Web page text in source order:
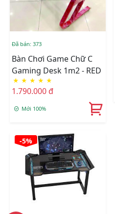
Đã bán: 373
Bàn Chơi Game Chữ C
Gaming Desk 1m2 - RED
★ ★ ★ ★ ★
1.790.000 đ
Mới 100%
-5%